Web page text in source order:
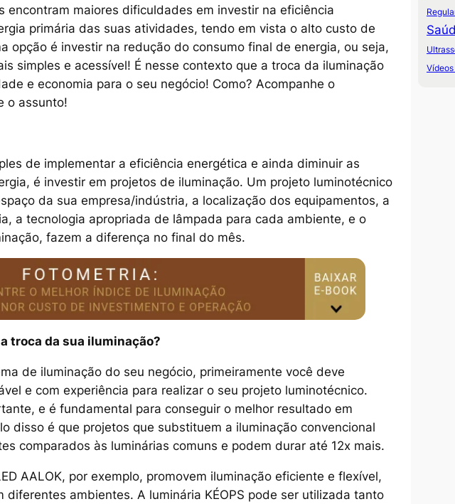
encontram maiores dificuldades em investir na eficiência
primária das suas atividades, tendo em vista o alto custo de
opção é investir na redução do consumo final de energia, ou seja,
simples e acessível! É nesse contexto que a troca da iluminação
e economia para o seu negócio! Como? Acompanhe o
o assunto!
de implementar a eficiência energética e ainda diminuir as
é investir em projetos de iluminação. Um projeto luminotécnico
da sua empresa/indústria, a localização dos equipamentos, a
a tecnologia apropriada de lâmpada para cada ambiente, e o
fazem a diferença no final do mês.
a troca da sua iluminação?
de iluminação do seu negócio, primeiramente você deve
e com experiência para realizar o seu projeto luminotécnico.
e é fundamental para conseguir o melhor resultado em
disso é que projetos que substituem a iluminação convencional
comparados às luminárias comuns e podem durar até 12x mais.
AALOK, por exemplo, promovem iluminação eficiente e flexível,
diferentes ambientes. A luminária KÉOPS pode ser utilizada tanto